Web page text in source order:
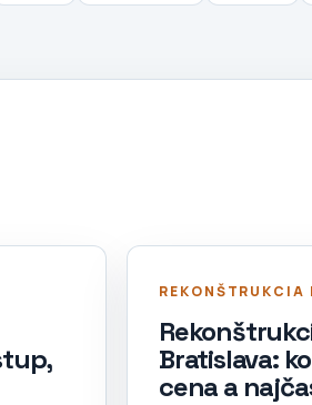
REKONŠTRUKCIA
Bratislava:
cena a